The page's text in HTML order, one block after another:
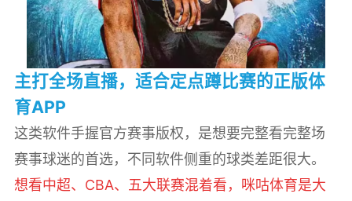
主打全场直播，适合定点蹲比赛的正版体
育APP
这类软件手握官方赛事版权，是想要完整看完整场
赛事球迷的首选，不同软件侧重的球类差距很大。
想看中超、CBA、五大联赛混着看，咪咕体育是大